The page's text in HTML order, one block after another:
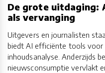
De grote uitdaging:
als vervanging
Uitgevers en journalisten
biedt AI efficiënte tools
inhoudsanalyse. Anderzijds
nieuwsconsumptie vervlakt